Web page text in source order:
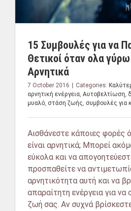
15 Συμβουλές για να
Θετικοί όταν ολα γύρω
Αρνητικά
7 October 2016 Categories:
αρνητική ενέργεια, Αυτοβελτίωση,
μυαλό, στάση ζωής, συμβουλές για
Αισθάνεστε κάποιες φορές
είναι αρνητικά; Μπορεί
εύκολα και να
προσπαθείτε να
αρνητικότητα αυτή και να
απαραίτητη ενέργεια για να
ζωή σας. Αν συχνά